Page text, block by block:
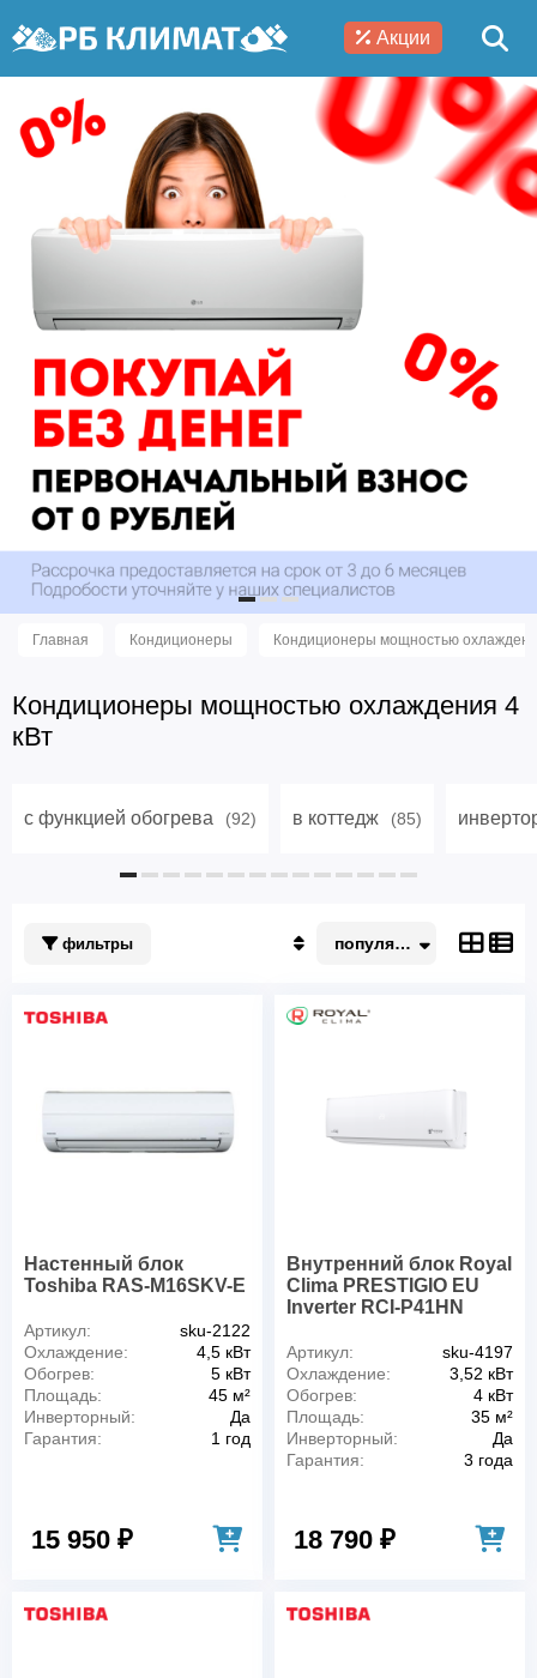
Акции
Главная Кондиционеры Кондиционеры мощностью
Кондиционеры мощностью охлаждения 4
кВт
с функцией обогрева (92) в коттедж (85)
фильтры
Недорогие
популярные
Настенный блок
Toshiba RAS-M16SKV-E
Артикул:
sku-2122
Охлаждение:
4,5 кВт
Обогрев:
5 кВт
Площадь:
45 м²
Инверторный:
Да
Гарантия:
1 год
15 950 ₽
Внутренний блок Royal
Clima PRESTIGIO EU
Inverter RCI-P41HN
Артикул:
sku-4197
Охлаждение:
3,52 кВт
Обогрев:
4 кВт
Площадь:
35 м²
Инверторный:
Да
Гарантия:
3 года
18 790 ₽